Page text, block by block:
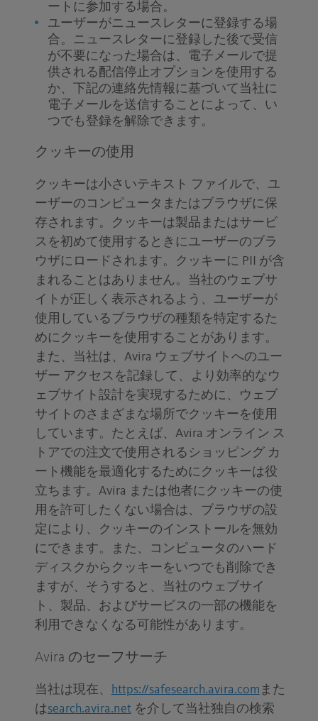
ートに参加する場合。
ユーザーがニュースレターに登録する場
合。ニュースレターに登録した後で受信
が不要になった場合は、電子メールで提
供される配信停止オプションを使用する
か、下記の連絡先情報に基づいて当社に
電子メールを送信することによって、い
つでも登録を解除できます。
クッキーの使用
クッキーは小さいテキスト ファイルで、ユ
ーザーのコンピュータまたはブラウザに保
存されます。クッキーは製品またはサービ
スを初めて使用するときにユーザーのブラ
ウザにロードされます。クッキーに PII が含
まれることはありません。当社のウェブサ
イトが正しく表示されるよう、ユーザーが
使用しているブラウザの種類を特定するた
めにクッキーを使用することがあります。
また、当社は、Avira ウェブサイトへのユー
ザー アクセスを記録して、より効率的なウ
ェブサイト設計を実現するために、ウェブ
サイトのさまざまな場所でクッキーを使用
しています。たとえば、Avira オンライン ス
トアでの注文で使用されるショッピング カ
ート機能を最適化するためにクッキーは役
立ちます。Avira または他者にクッキーの使
用を許可したくない場合は、ブラウザの設
定により、クッキーのインストールを無効
にできます。また、コンピュータのハード
ディスクからクッキーをいつでも削除でき
ますが、そうすると、当社のウェブサイ
ト、製品、およびサービスの一部の機能を
利用できなくなる可能性があります。
Avira のセーフサーチ
当社は現在、 https://safesearch.avira.com また
はsearch.avira.netを介して当社独自の検索